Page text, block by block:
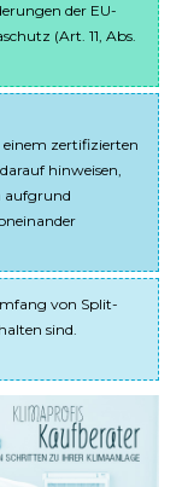
der EU-
(Art. 11, Abs.
zertifizierten
hinweisen,
aufgrund
von Split-
sind.